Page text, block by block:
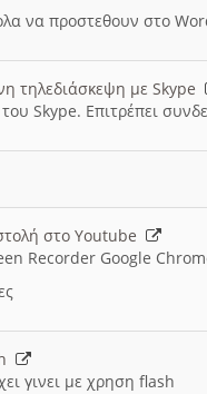
να προστεθουν στο
τηλεδιάσκεψη με Skype
του Skype. Επιτρέπει
στο Youtube
Recorder Google
γινει με χρηση flash